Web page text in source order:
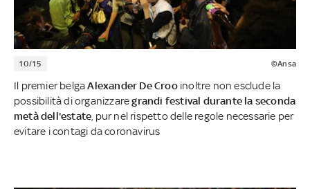
10/15 ©Ansa
Il premier belgaAlexander De Crooinoltre non esclude la
possibilità di organizzaregrandi festival durante la seconda
metà dell'estate , pur nel rispetto delle regole necessarie per
evitare i contagi da coronavirus